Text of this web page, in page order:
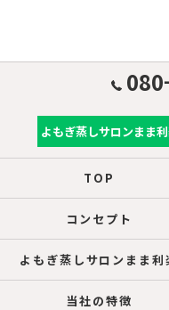
よもぎ蒸しサロンまま
TOP
コンセプト
よもぎ蒸しサロンまま利
当社の特徴